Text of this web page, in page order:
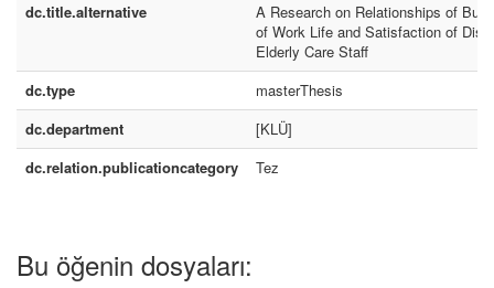
dc.title.alternative
A Research on Relationships of
of Work Life and Satisfaction of
Elderly Care Staff
dc.type
masterThesis
dc.department
[KLÜ]
dc.relation.publicationcategory
Tez
Bu öğenin dosyaları: